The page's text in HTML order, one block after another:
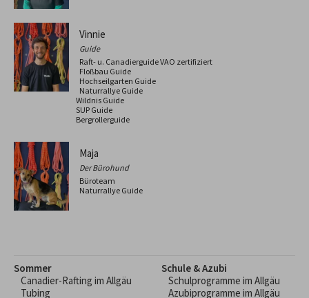
Vinnie
Guide
Raft- u. Canadierguide VAO zertifiziert
Floßbau Guide
Hochseilgarten Guide
Naturrallye Guide
Wildnis Guide
SUP Guide
Bergrollerguide
Maja
Der Bürohund
Büroteam
Naturrallye Guide
Sommer
Canadier-Rafting im Allgäu
Tubing
Schule & Azubi
Schulprogramme im Allgäu
Azubiprogramme im Allgäu